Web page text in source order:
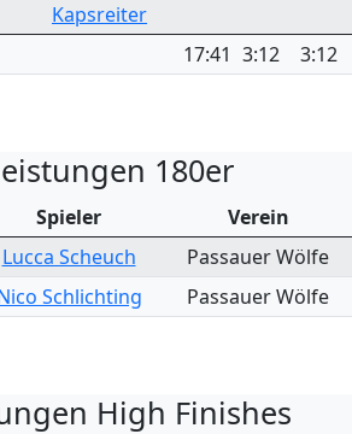
Kapsreiter
17:41 3:12 3:12
180er
Spieler
Verein
Lucca Scheuch
Passauer Wölfe
Schlichting Passauer Wölfe
High Finishes